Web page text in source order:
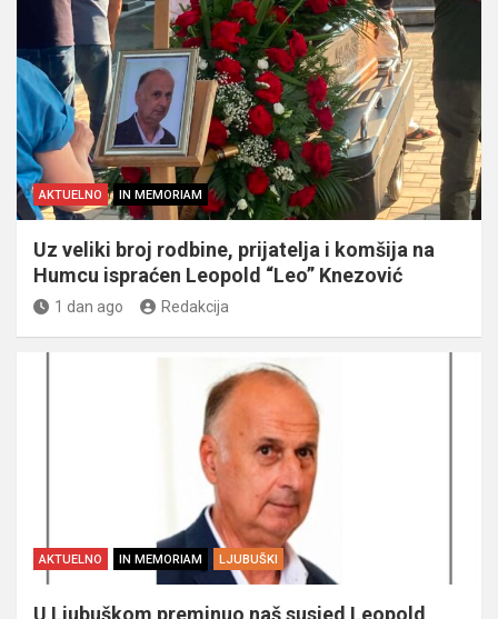
AKTUELNO IN MEMORIAM
Uz veliki broj rodbine, prijatelja i komšija na
Humcu ispraćen Leopold “Leo” Knezović
1 dan ago Redakcija
AKTUELNO IN MEMORIAM LJUBUŠKI
U Ljubuškom preminuo naš susjed Leopold